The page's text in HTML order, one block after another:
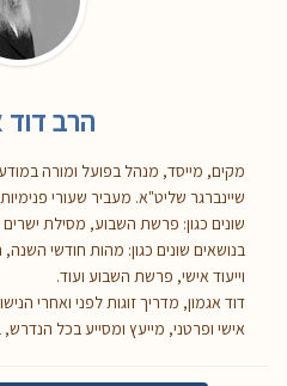
הרב דוד
מקים, מייסד, מנהל בפועל ומורה
שיינברגר שליט"א. מעביר שעורי
שונים כגון: פרשת השבוע, מסילת
בנושאים שונים כגון: מהות חודשי השנה,
וייעוד אישי, פרשת השבוע ועוד.
דוד אגמון, מדריך זוגות לפני ואחרי
אישי ופרטני, מייעץ ומסייע בכל